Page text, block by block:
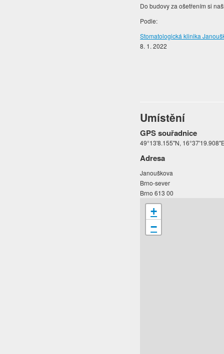
Do budovy za ošetřením si
Podle:
Stomatologická klinika
8. 1. 2022
Umístění
GPS souřadnice
49°13'8.155"N,
Adresa
Janouškova
Brno-sever
Brno 613 00
+
−